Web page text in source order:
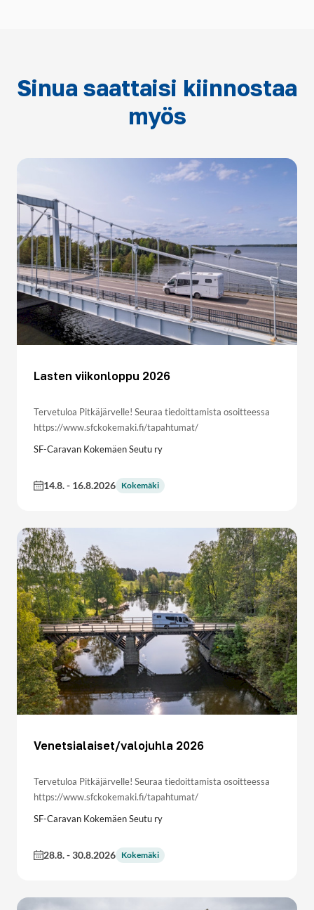
Sinua saattaisi kiinnostaa
myös
Lasten viikonloppu 2026
Tervetuloa Pitkäjärvelle! Seuraa tiedoittamista osoitteessa
https://www.sfckokemaki.fi/tapahtumat/
SF-Caravan Kokemäen Seutu ry
14.8.- 16.8.2026 Kokemäki
Venetsialaiset/valojuhla 2026
Tervetuloa Pitkäjärvelle! Seuraa tiedoittamista osoitteessa
https://www.sfckokemaki.fi/tapahtumat/
SF-Caravan Kokemäen Seutu ry
28.8.-30.8.2026 Kokemäki